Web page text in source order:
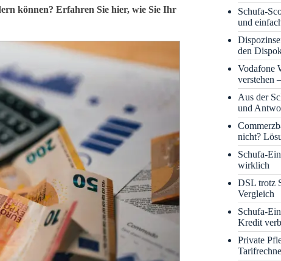
können? Erfahren Sie hier, wie Sie Ihr
Schufa-
und
den
Vodafone
verstehen
Aus der
und
nicht?
Schufa-
wirklich
DSL trotz
Vergleich
Schufa-
Kredit
Private